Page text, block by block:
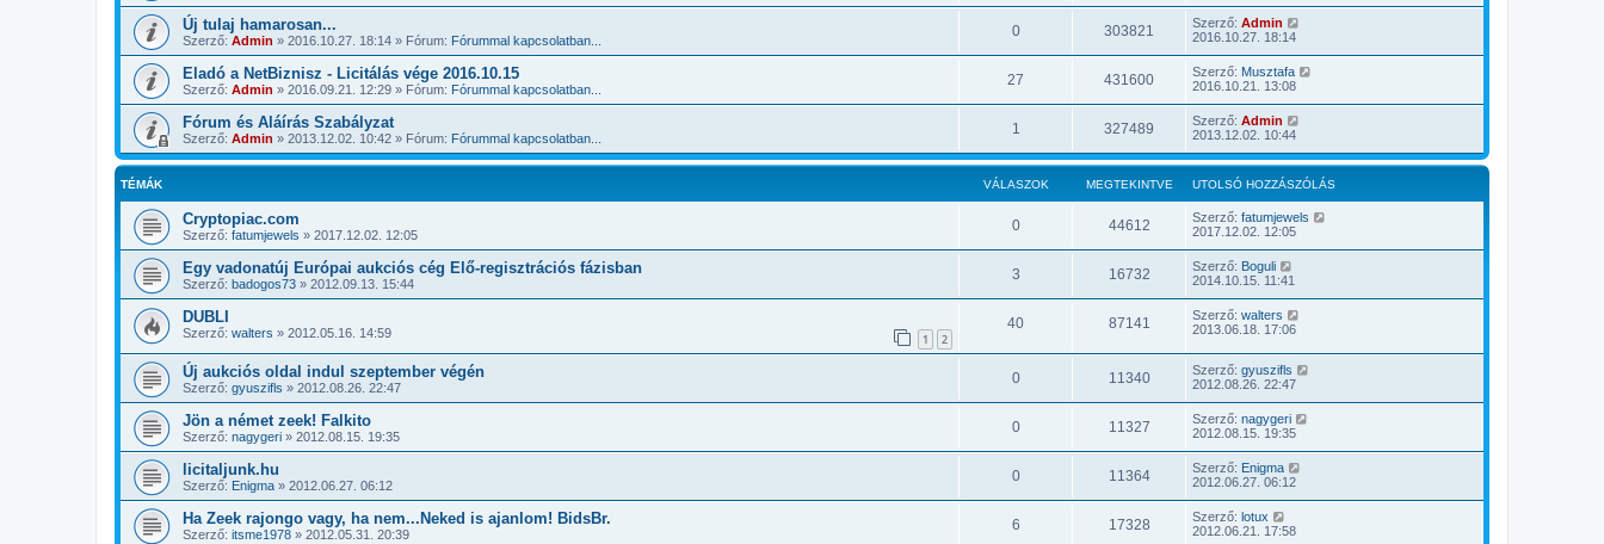
Új tulaj hamarosan...
Szerző: Admin » 2016.10.27. 18:14 » Fórum: Fórummal kapcsolatban...
0 303821 Szerző: Admin
2016.10.27. 18:14
Eladó a NetBiznisz - Licitálás vége 2016.10.15
Szerző: Admin » 2016.09.21. 12:29 » Fórum: Fórummal kapcsolatban...
27 431600 Szerző: Musztafa
2016.10.21. 13:08
Fórum és Aláírás Szabályzat
Szerző: Admin » 2013.12.02. 10:42 » Fórum: Fórummal kapcsolatban...
1 327489 Szerző: Admin
2013.12.02. 10:44
TÉMÁK VÁLASZOK MEGTEKINTVE UTOLSÓ HOZZÁSZÓLÁS
Cryptopiac.com
Szerző: fatumjewels » 2017.12.02. 12:05
0 44612 Szerző: fatumjewels
2017.12.02. 12:05
Egy vadonatúj Európai aukciós cég Elő-regisztrációs fázisban
Szerző: badogos73 » 2012.09.13. 15:44
3 16732 Szerző: Boguli
2014.10.15. 11:41
DUBLI
Szerző: walters » 2012.05.16. 14:59 1 2
40 87141 Szerző: walters
2013.06.18. 17:06
Új aukciós oldal indul szeptember végén
Szerző: gyuszifls » 2012.08.26. 22:47
0 11340 Szerző: gyuszifls
2012.08.26. 22:47
Jön a német zeek! Falkito
Szerző: nagygeri » 2012.08.15. 19:35
0 11327 Szerző: nagygeri
2012.08.15. 19:35
licitaljunk.hu
Szerző: Enigma » 2012.06.27. 06:12
0 11364 Szerző: Enigma
2012.06.27. 06:12
Ha Zeek rajongo vagy, ha nem...Neked is ajanlom! BidsBr.
Szerző: itsme1978 » 2012.05.31. 20:39
6 17328 Szerző: lotux
2012.06.21. 17:58